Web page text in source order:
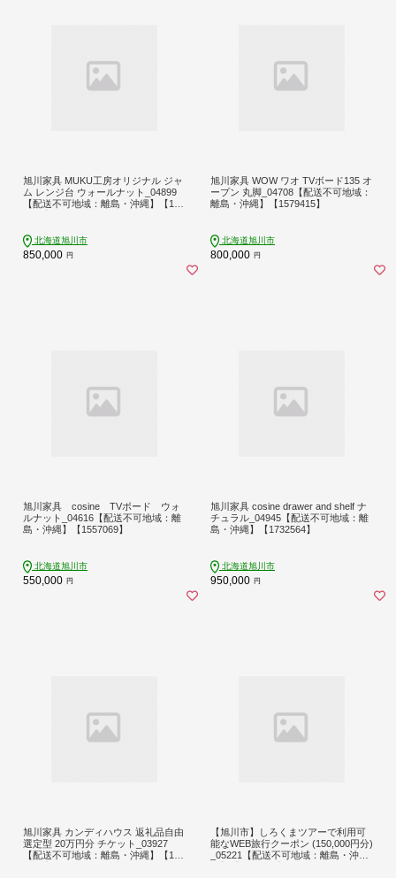
旭川家具 MUKU工房オリジナル ジャ
ム レンジ台 ウォールナット_04899
【配送不可地域：離島・沖縄】【162
北海道旭川市
850,000 円
旭川家具 WOW ワオ TVボード135 オ
ープン 丸脚_04708【配送不可地域：
離島・沖縄】【1579415】
北海道旭川市
800,000 円
旭川家具 cosine TVボード ウォ
ルナット_04616【配送不可地域：離
島・沖縄】【1557069】
北海道旭川市
550,000 円
旭川家具 cosine drawer and shelf ナ
チュラル_04945【配送不可地域：離
島・沖縄】【1732564】
北海道旭川市
950,000 円
旭川家具 カンディハウス 返礼品自由
選定型 20万円分 チケット_03927
【配送不可地域：離島・沖縄】【166
【旭川市】しろくまツアーで利用可
能なWEB旅行クーポン (150,000円分)
_05221【配送不可地域：離島・沖